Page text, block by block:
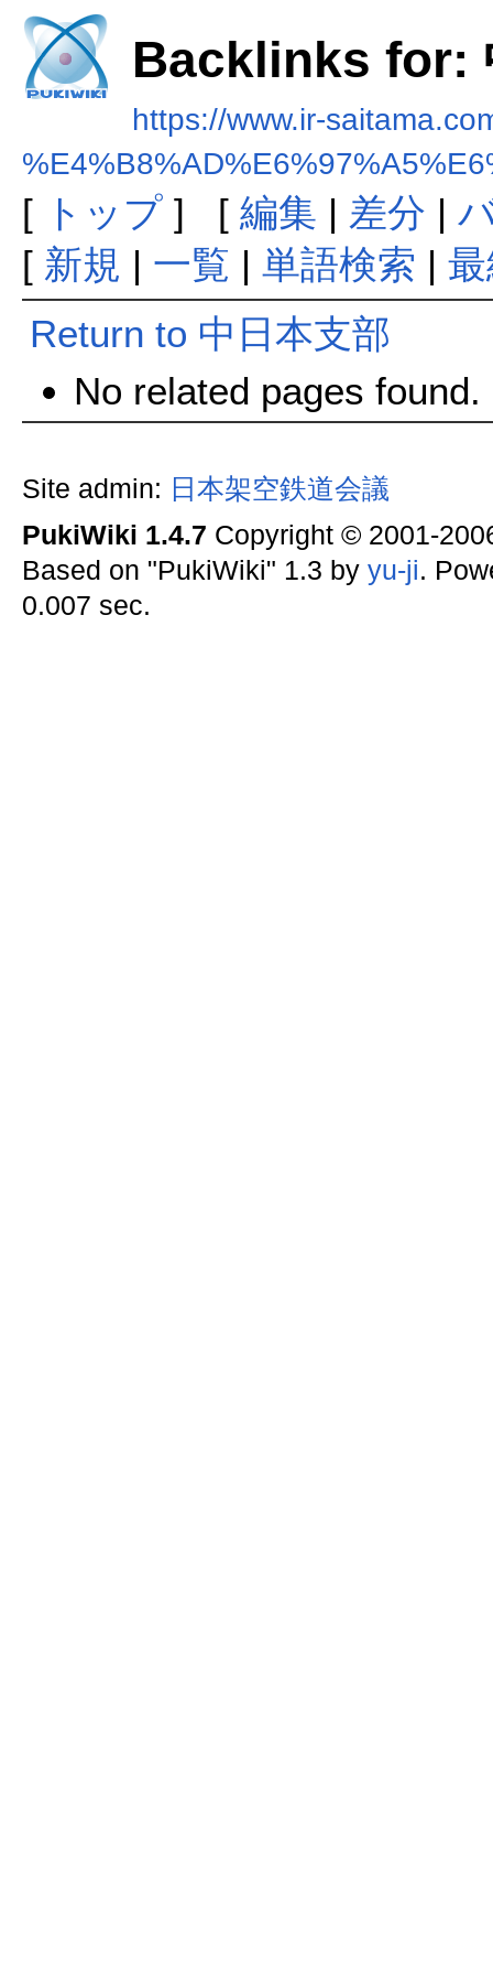
Backlinks for:
https://www.ir-
[ トップ] [ 編集 | 差分 |
[ 新規 | 一覧 | 単語検索 |
Return to 中日本支部
No related pages found.
Site admin: 日本架空鉄道会議
PukiWiki 1.4.7 Copyright © 2001-
Based on "PukiWiki" 1.3 by yu-ji.
0.007 sec.